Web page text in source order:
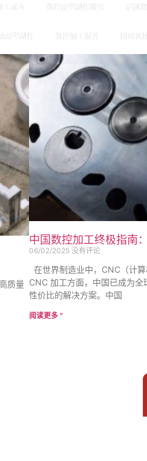
工成本 数控原型制作服务 定制
原型制作 数控加工服务 精密机
质量
中国数控加工终极指南
06/02/2025 没有评论
在世界制造业中，CNC（计
CNC 加工方面，中国已成为
性价比的解决方案。中国
阅读更多 "